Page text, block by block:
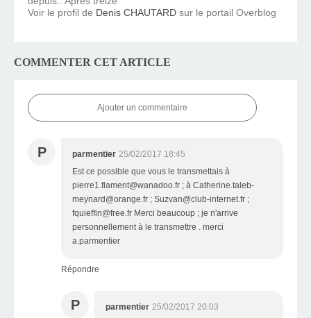
Voir le profil de Denis CHAUTARD sur le portail Overblog
COMMENTER CET ARTICLE
Ajouter un commentaire
P parmentier 25/02/2017 18:45
Est ce possible que vous le transmettais à
pierre1.flament@wanadoo.fr ; à Catherine.taleb-
meynard@orange.fr ; Suzvan@club-internet.fr ;
fquieffin@free.fr Merci beaucoup ; je n'arrive
personnellement à le transmettre . merci
a.parmentier
Répondre
P parmentier 25/02/2017 20:03